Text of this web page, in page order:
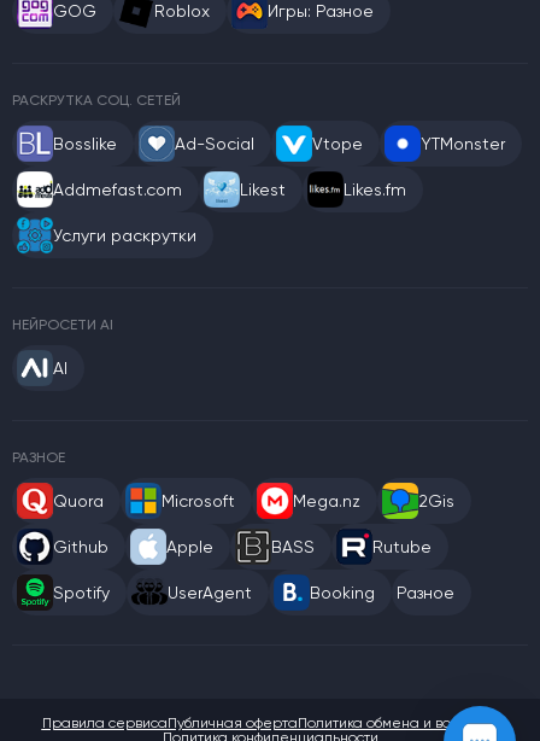
GOG Roblox Игры: Разное
РАСКРУТКА СОЦ. СЕТЕЙ
Bosslike Ad-Social Vtope YTMonster
Addmefast.com Likest Likes.fm
Услуги раскрутки
НЕЙРОСЕТИ AI
AI
РАЗНОЕ
Quora Microsoft Mega.nz 2Gis
Github Apple BASS Rutube
Spotify UserAgent Booking Разное
Правила сервисаПубличная офертаПолитика обмена и возврата